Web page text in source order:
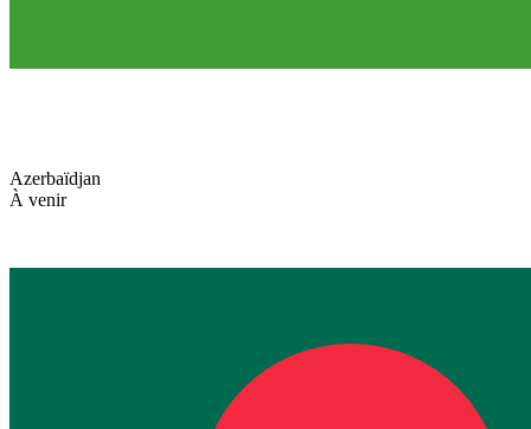
Azerbaïdjan
À venir